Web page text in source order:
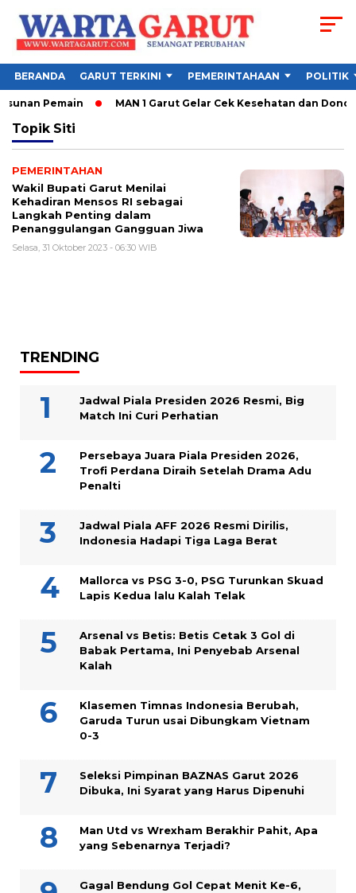
BERANDA GARUT TERKINI PEMERINTAHAAN POLITIK
Pemain MAN 1 Garut Gelar Cek Kesehatan dan Donor
Topik Siti
PEMERINTAHAN
Wakil Bupati Garut Menilai
Kehadiran Mensos RI sebagai
Langkah Penting dalam
Penanggulangan Gangguan Jiwa
Selasa, 31 Oktober 2023 - 06:30 WIB
TRENDING
Jadwal Piala Presiden 2026 Resmi, Big
Match Ini Curi Perhatian
Persebaya Juara Piala Presiden 2026,
Trofi Perdana Diraih Setelah Drama Adu
Penalti
Jadwal Piala AFF 2026 Resmi Dirilis,
Indonesia Hadapi Tiga Laga Berat
Mallorca vs PSG 3-0, PSG Turunkan Skuad
Lapis Kedua lalu Kalah Telak
Arsenal vs Betis: Betis Cetak 3 Gol di
Babak Pertama, Ini Penyebab Arsenal
Kalah
Klasemen Timnas Indonesia Berubah,
Garuda Turun usai Dibungkam Vietnam
0-3
Seleksi Pimpinan BAZNAS Garut 2026
Dibuka, Ini Syarat yang Harus Dipenuhi
Man Utd vs Wrexham Berakhir Pahit, Apa
yang Sebenarnya Terjadi?
Gagal Bendung Gol Cepat Menit Ke-6,